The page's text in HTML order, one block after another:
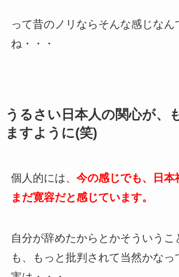
って昔のノリならそんな感じなん
ね・・・
うるさい日本人の関心が、
ますように(笑)
個人的には、 今の感じでも、日本
まだ寛容だと感じています。
自分が辞めたからとかそういうこ
も、もっと批判されて当然かなっ